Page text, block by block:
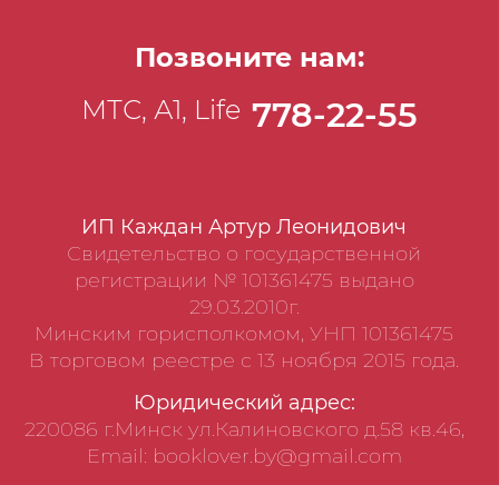
ИП Каждан Артур Леонидович
Свидетельство о государственной
регистрации № 101361475 выдано
29.03.2010г.
Минским горисполкомом, УНП 101361475
В торговом реестре с 13 ноября 2015 года.
Юридический адрес:
220086 г.Минск ул.Калиновского д.58 кв.46,
Email: booklover.by@gmail.com
Позвоните нам:
МТС, А1, Life 778-22-55